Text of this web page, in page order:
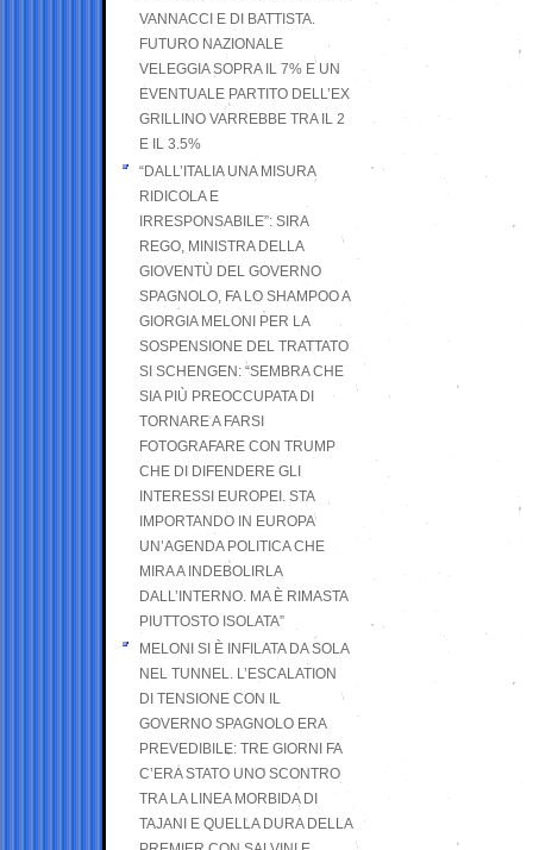
VANNACCI E DI BATTISTA.
FUTURO NAZIONALE
VELEGGIA SOPRA IL 7% E UN
EVENTUALE PARTITO DELL’EX
GRILLINO VARREBBE TRA IL 2
E IL 3.5%
“DALL’ITALIA UNA MISURA
RIDICOLA E
IRRESPONSABILE”: SIRA
REGO, MINISTRA DELLA
GIOVENTÙ DEL GOVERNO
SPAGNOLO, FA LO SHAMPOO A
GIORGIA MELONI PER LA
SOSPENSIONE DEL TRATTATO
SI SCHENGEN: “SEMBRA CHE
SIA PIÙ PREOCCUPATA DI
TORNARE A FARSI
FOTOGRAFARE CON TRUMP
CHE DI DIFENDERE GLI
INTERESSI EUROPEI. STA
IMPORTANDO IN EUROPA
UN’AGENDA POLITICA CHE
MIRA A INDEBOLIRLA
DALL’INTERNO. MA È RIMASTA
PIUTTOSTO ISOLATA”
MELONI SI È INFILATA DA SOLA
NEL TUNNEL. L’ESCALATION
DI TENSIONE CON IL
GOVERNO SPAGNOLO ERA
PREVEDIBILE: TRE GIORNI FA
C’ERA STATO UNO SCONTRO
TRA LA LINEA MORBIDA DI
TAJANI E QUELLA DURA DELLA